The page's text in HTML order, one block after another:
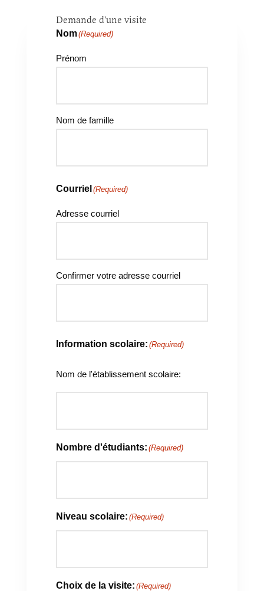
Demande d'une visite
Nom(Required)
Prénom
Nom de famille
Courriel (Required)
Adresse courriel
Confirmer votre adresse courriel
Information scolaire: (Required)
Nom de l'établissement scolaire:
Nombre d'étudiants: (Required)
Niveau scolaire: (Required)
Choix de la visite: (Required)